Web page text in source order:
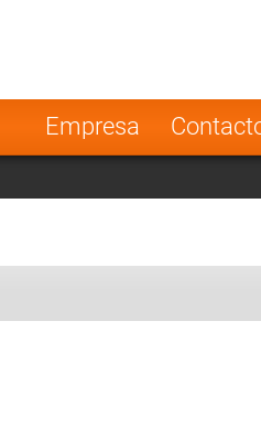
Empresa
Norway
Greece